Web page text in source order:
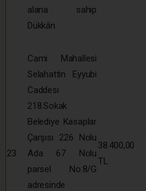
alana sahip
Dükkân
23
Cami Mahallesi
Selahattin Eyyubi
Caddesi
218.Sokak
Belediye Kasaplar
Çarşısı 226 Nolu
Ada 67 Nolu
parsel No:8/G
adresinde
38.400,00
TL